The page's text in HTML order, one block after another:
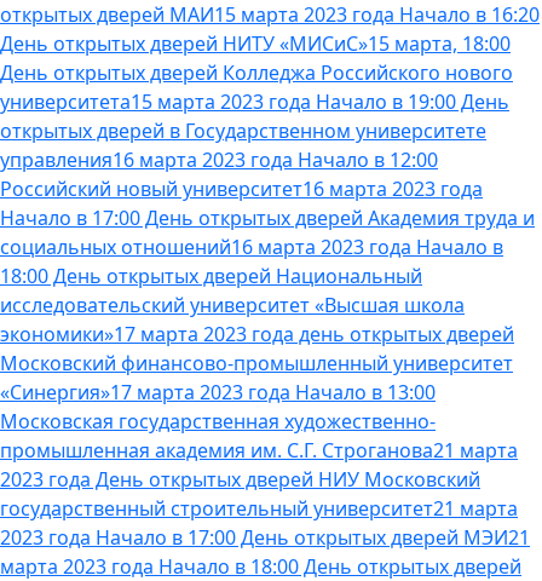
открытых дверей МАИ15 марта 2023 года Начало в 16:20
День открытых дверей НИТУ «МИСиС»15 марта, 18:00
День открытых дверей Колледжа Российского нового
университета15 марта 2023 года Начало в 19:00 День
открытых дверей в Государственном университете
управления16 марта 2023 года Начало в 12:00
Российский новый университет16 марта 2023 года
Начало в 17:00 День открытых дверей Академия труда и
социальных отношений16 марта 2023 года Начало в
18:00 День открытых дверей Национальный
исследовательский университет «Высшая школа
экономики»17 марта 2023 года день открытых дверей
Московский финансово-промышленный университет
«Синергия»17 марта 2023 года Начало в 13:00
Московская государственная художественно-
промышленная академия им. С.Г. Строганова21 марта
2023 года День открытых дверей НИУ Московский
государственный строительный университет21 марта
2023 года Начало в 17:00 День открытых дверей МЭИ21
марта 2023 года Начало в 18:00 День открытых дверей